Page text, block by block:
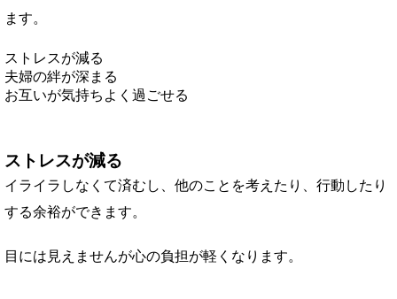
ます。
ストレスが減る
夫婦の絆が深まる
お互いが気持ちよく過ごせる
ストレスが減る
イライラしなくて済むし、他のことを考えたり、行動したり
する余裕ができます。
目には見えませんが心の負担が軽くなります。